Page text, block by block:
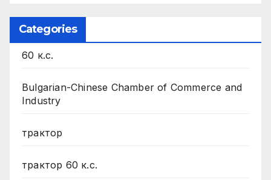
Categories
60 к.с.
Bulgarian-Chinese Chamber of Commerce and
Industry
трактор
трактор 60 к.с.